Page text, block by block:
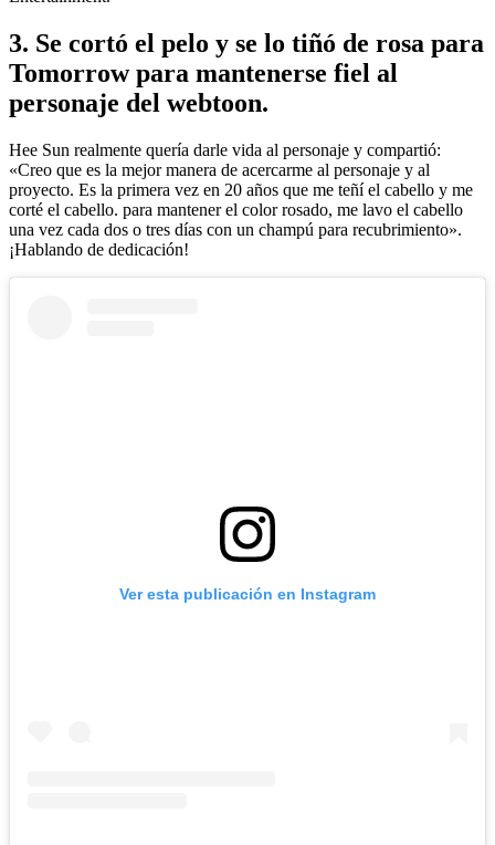
3. Se cortó el pelo y se lo tiñó de rosa para
Tomorrow para mantenerse fiel al
personaje del webtoon.
Hee Sun realmente quería darle vida al personaje y compartió:
«Creo que es la mejor manera de acercarme al personaje y al
proyecto. Es la primera vez en 20 años que me teñí el cabello y me
corté el cabello. para mantener el color rosado, me lavo el cabello
una vez cada dos o tres días con un champú para recubrimiento».
¡Hablando de dedicación!
Ver esta publicación en Instagram